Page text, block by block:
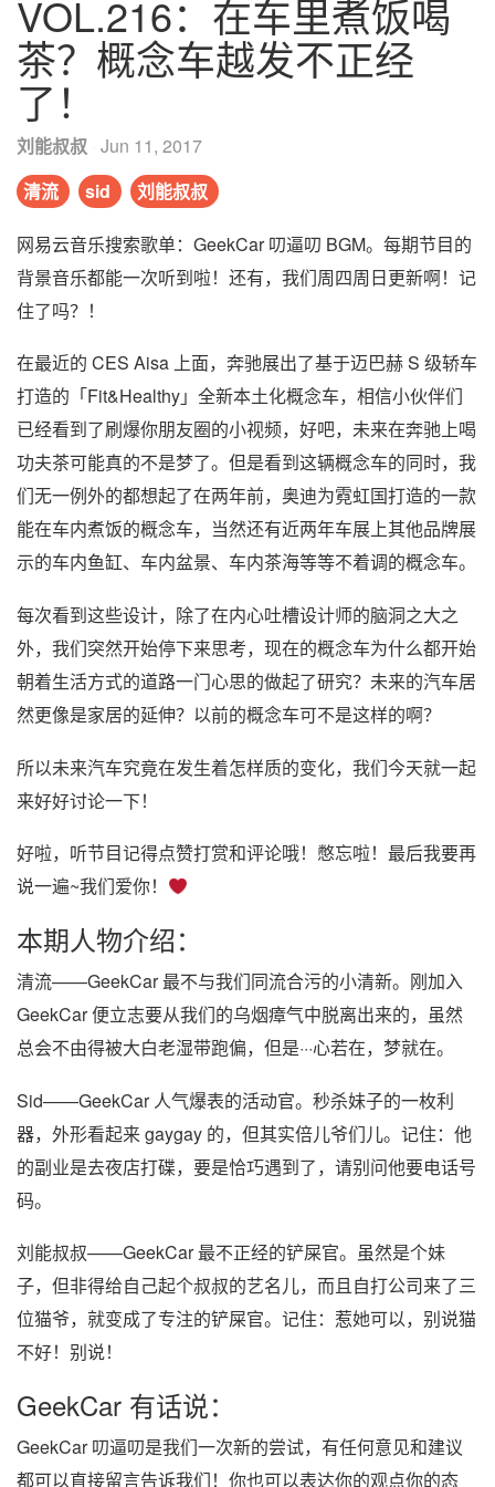
VOL.216：在车里煮饭喝
茶？概念车越发不正经
了！
刘能叔叔 Jun 11, 2017
清流
sid 刘能叔叔
网易云音乐搜索歌单：GeekCar 叨逼叨 BGM。每期节目的
背景音乐都能一次听到啦！还有，我们周四周日更新啊！记
住了吗？！
在最近的 CES Aisa 上面，奔驰展出了基于迈巴赫 S 级轿车
打造的「Fit&Healthy」全新本土化概念车，相信小伙伴们
已经看到了刷爆你朋友圈的小视频，好吧，未来在奔驰上喝
功夫茶可能真的不是梦了。但是看到这辆概念车的同时，我
们无一例外的都想起了在两年前，奥迪为霓虹国打造的一款
能在车内煮饭的概念车，当然还有近两年车展上其他品牌展
示的车内鱼缸、车内盆景、车内茶海等等不着调的概念车。
每次看到这些设计，除了在内心吐槽设计师的脑洞之大之
外，我们突然开始停下来思考，现在的概念车为什么都开始
朝着生活方式的道路一门心思的做起了研究？未来的汽车居
然更像是家居的延伸？以前的概念车可不是这样的啊？
所以未来汽车究竟在发生着怎样质的变化，我们今天就一起
来好好讨论一下！
好啦，听节目记得点赞打赏和评论哦！憋忘啦！最后我要再
说一遍~我们爱你！
本期人物介绍：
清流——GeekCar 最不与我们同流合污的小清新。刚加入
GeekCar 便立志要从我们的乌烟瘴气中脱离出来的，虽然
总会不由得被大白老湿带跑偏，但是···心若在，梦就在。
Sid——GeekCar 人气爆表的活动官。秒杀妹子的一枚利
器，外形看起来 gaygay 的，但其实倍儿爷们儿。记住：他
的副业是去夜店打碟，要是恰巧遇到了，请别问他要电话号
码。
刘能叔叔——GeekCar 最不正经的铲屎官。虽然是个妹
子，但非得给自己起个叔叔的艺名儿，而且自打公司来了三
位猫爷，就变成了专注的铲屎官。记住：惹她可以，别说猫
不好！别说！
GeekCar 有话说：
GeekCar 叨逼叨是我们一次新的尝试，有任何意见和建议
都可以直接留言告诉我们！你也可以表达你的观点你的态